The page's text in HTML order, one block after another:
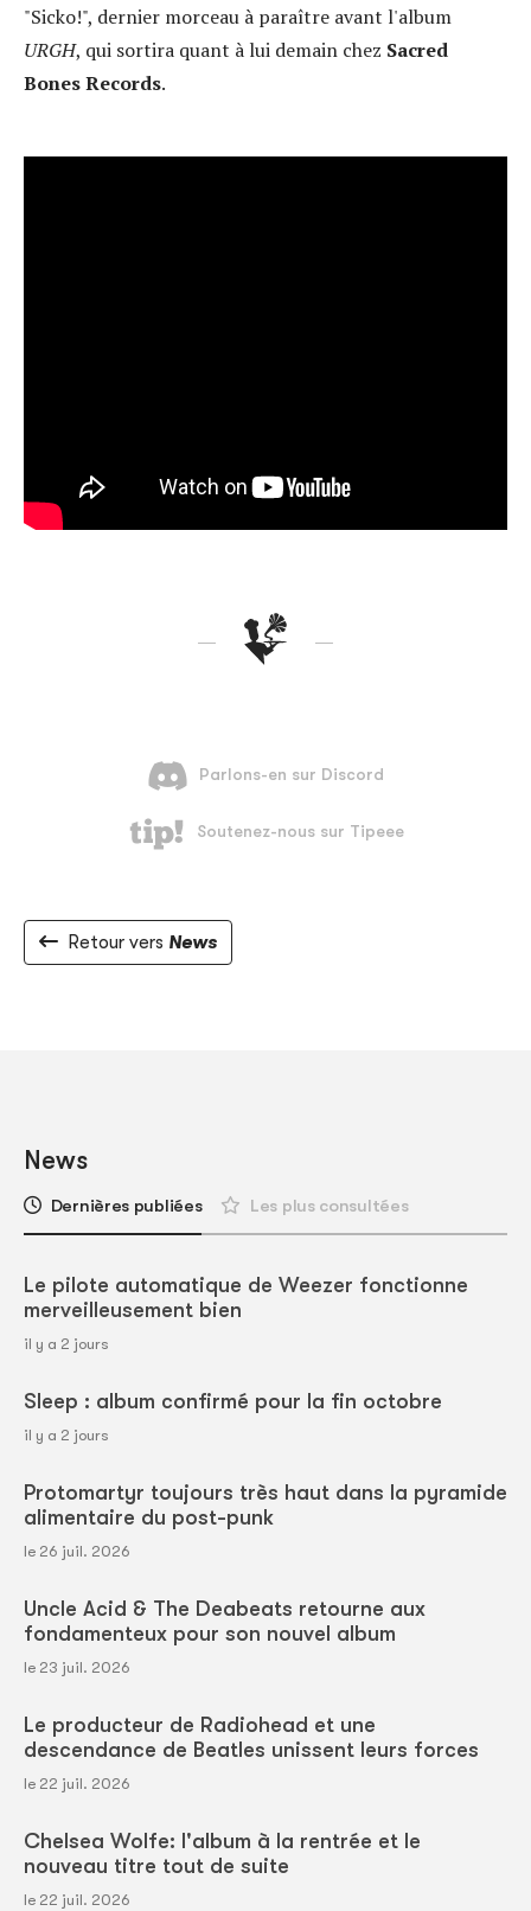
"Sicko!", dernier morceau à paraître avant l'album
URGH, qui sortira quant à lui demain chez Sacred
Bones Records.
Retour vers News
News
Dernières publiées Les plus consultées
Le pilote automatique de Weezer fonctionne
merveilleusement bien
il y a 2 jours
Sleep : album confirmé pour la fin octobre
il y a 2 jours
Protomartyr toujours très haut dans la pyramide
alimentaire du post-punk
le 26 juil. 2026
Uncle Acid & The Deabeats retourne aux
fondamenteux pour son nouvel album
le 23 juil. 2026
Le producteur de Radiohead et une
descendance de Beatles unissent leurs forces
le 22 juil. 2026
Chelsea Wolfe: l'album à la rentrée et le
nouveau titre tout de suite
le 22 juil. 2026